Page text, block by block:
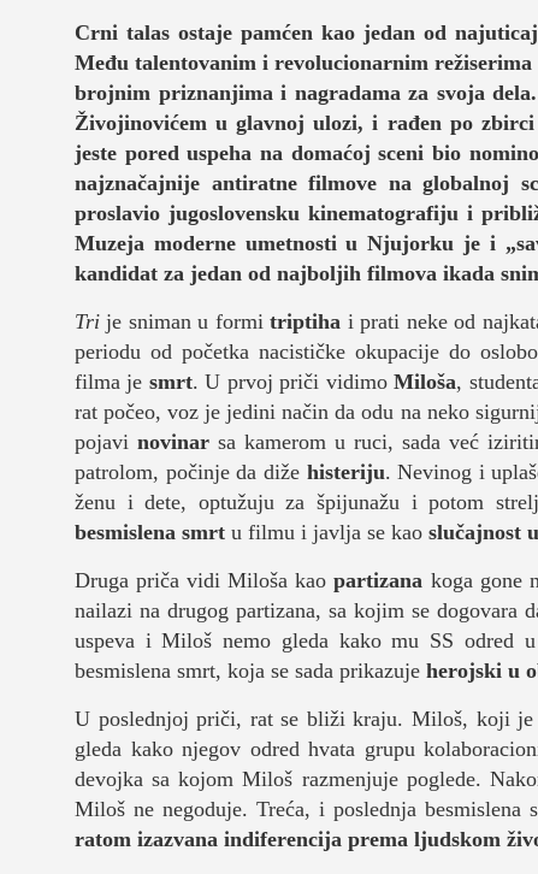
fakulteti
zdravlje
it
kolumna
sdl podkast
o nama
impresum
kontakt
Crni talas ostaje pamćen kao jedan od
Među talentovanim i revolucionarnim režiserima
brojnim priznanjima i nagradama za svoja
Živojinovićem u glavnoj ulozi, i rađen po
jeste pored uspeha na domaćoj sceni bio
najznačajnije antiratne filmove na
proslavio jugoslovensku kinematografiju i
Muzeja moderne umetnosti u Njujorku je i „
kandidat za jedan od najboljih filmova ikada
Tri je sniman u formitriptiha i prati neke od
periodu od početka nacističke okupacije do
filma je smrt. U prvoj priči vidimoMiloša,
rat počeo, voz je jedini način da odu na neko
pojavinovinar sa kamerom u ruci, sada već
patrolom, počinje da diže histeriju. Nevinog i
ženu i dete, optužuju za špijunažu i potom
besmislena smrt u filmu i javlja se kao slučajnost
Druga priča vidi Miloša kaopartizana koga gone
nailazi na drugog partizana, sa kojim se dogovara
uspeva i Miloš nemo gleda kako mu SS odred
besmislena smrt, koja se sada prikazuje herojski u
U poslednjoj priči, rat se bliži kraju. Miloš, koji je
gleda kako njegov odred hvata grupu
devojka sa kojom Miloš razmenjuje poglede.
Miloš ne negoduje. Treća, i poslednja
ratom izazvana indiferencija prema ljudskom